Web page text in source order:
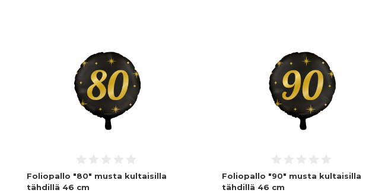
Foliopallo "80" musta kultaisilla
tähdillä 46 cm
Foliopallo "90" musta kultaisilla
tähdillä 46 cm